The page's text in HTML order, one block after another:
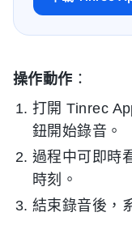
操作動作 ：
打開 Tinrec
鈕開始錄音。
過程中可即時
時刻。
結束錄音後，